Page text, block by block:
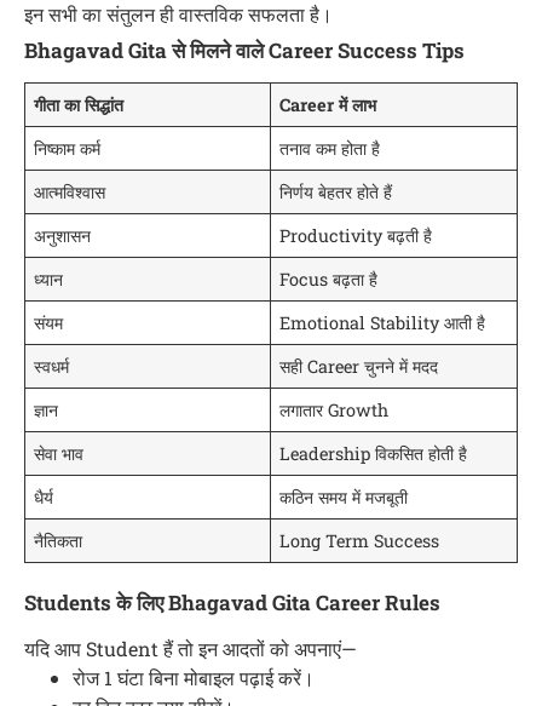
इन सभी का संतुलन ही वास्तविक सफलता है।
Bhagavad Gita से मिलने वाले Career Success Tips
गीता का सिद्धांत
Career में लाभ
निष्काम कर्म
तनाव कम होता है
आत्मविश्वास
निर्णय बेहतर होते हैं
अनुशासन
Productivity बढ़ती है
ध्यान
Focus बढ़ता है
संयम
Emotional Stability आती है
स्वधर्म
सही Career चुनने में मदद
ज्ञान
लगातार Growth
सेवा भाव
Leadership विकसित होती है
धैर्य
कठिन समय में मजबूती
नैतिकता
Long Term Success
Students के लिए Bhagavad Gita Career Rules
यदि आप Student हैं तो इन आदतों को अपनाएं—
रोज 1 घंटा बिना मोबाइल पढ़ाई करें।